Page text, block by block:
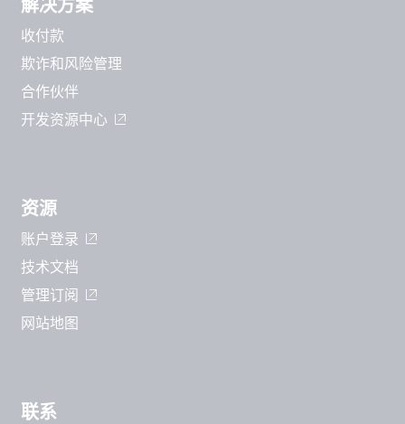
解决方案
收付款
欺诈和风险管理
合作伙伴
开发资源中心
资源
账户登录
技术文档
管理订阅
网站地图
联系